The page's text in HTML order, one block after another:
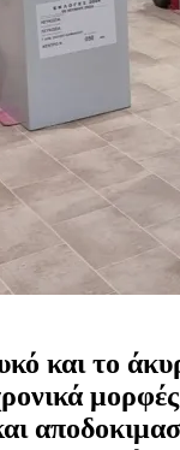
και το